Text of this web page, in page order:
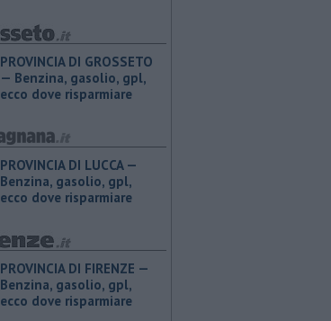
PROVINCIA DI GROSSETO
— ​Benzina, gasolio, gpl,
ecco dove risparmiare
PROVINCIA DI LUCCA — ​
Benzina, gasolio, gpl,
ecco dove risparmiare
PROVINCIA DI FIRENZE — ​
Benzina, gasolio, gpl,
ecco dove risparmiare